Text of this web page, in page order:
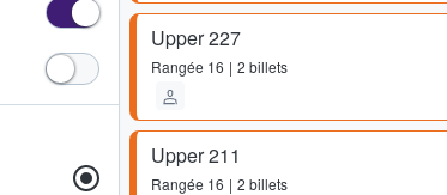
Upper 227
Rangée 16 2 billets
Upper 211
Rangée 16 2 billets